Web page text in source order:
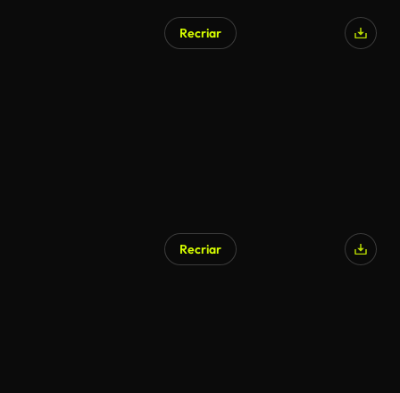
Recriar
Recriar